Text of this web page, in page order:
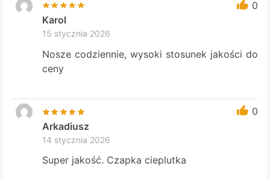
0
Karol
15 stycznia 2026
Nosze codziennie, wysoki stosunek jakości do
ceny
0
Arkadiusz
14 stycznia 2026
Super jakość. Czapka cieplutka